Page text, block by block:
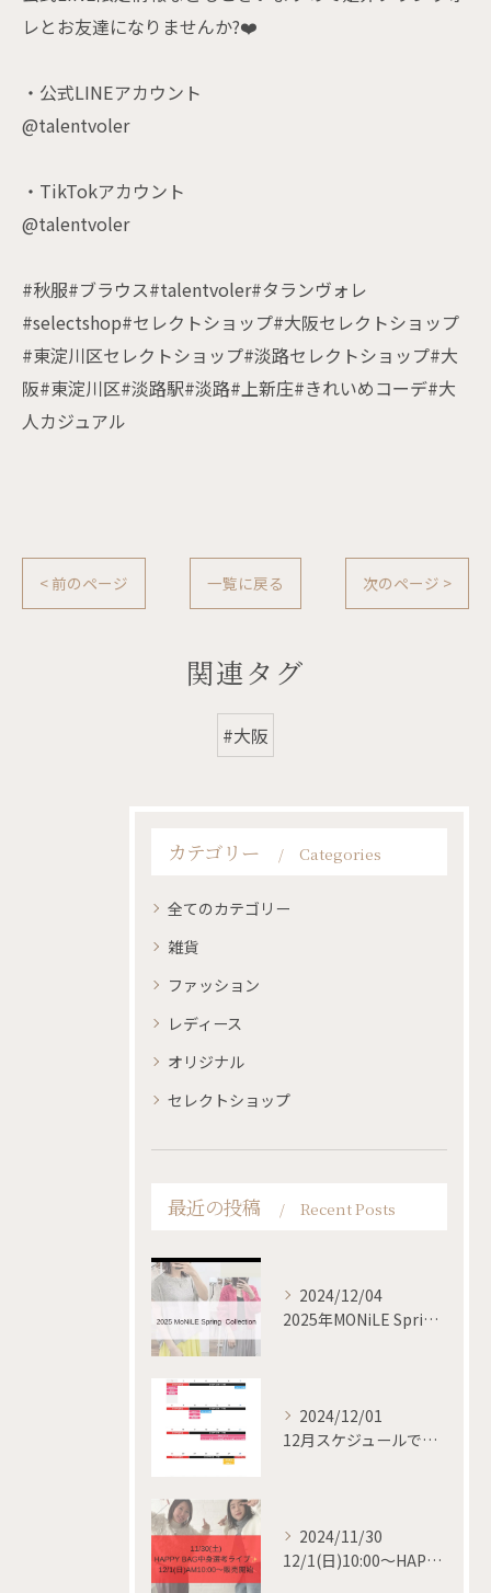
レとお友達になりませんか?❤️
・公式LINEアカウント
@talentvoler
・TikTokアカウント
@talentvoler
#秋服#ブラウス#talentvoler#タランヴォレ
#selectshop#セレクトショップ#大阪セレクトショップ
#東淀川区セレクトショップ#淡路セレクトショップ#大
阪#東淀川区#淡路駅#淡路#上新庄#きれいめコーデ#大
人カジュアル
< 前のページ 一覧に戻る 次のページ >
関連タグ
#大阪
カテゴリー Categories
全てのカテゴリー
雑貨
ファッション
レディース
オリジナル
セレクトショップ
最近の投稿 Recent Posts
2024/12/04
2025年MONiLE Spring collection
2024/12/01
12月スケジュールです✨
2024/11/30
12/1(日)10:00〜HAPPY BAG 販売開始✨